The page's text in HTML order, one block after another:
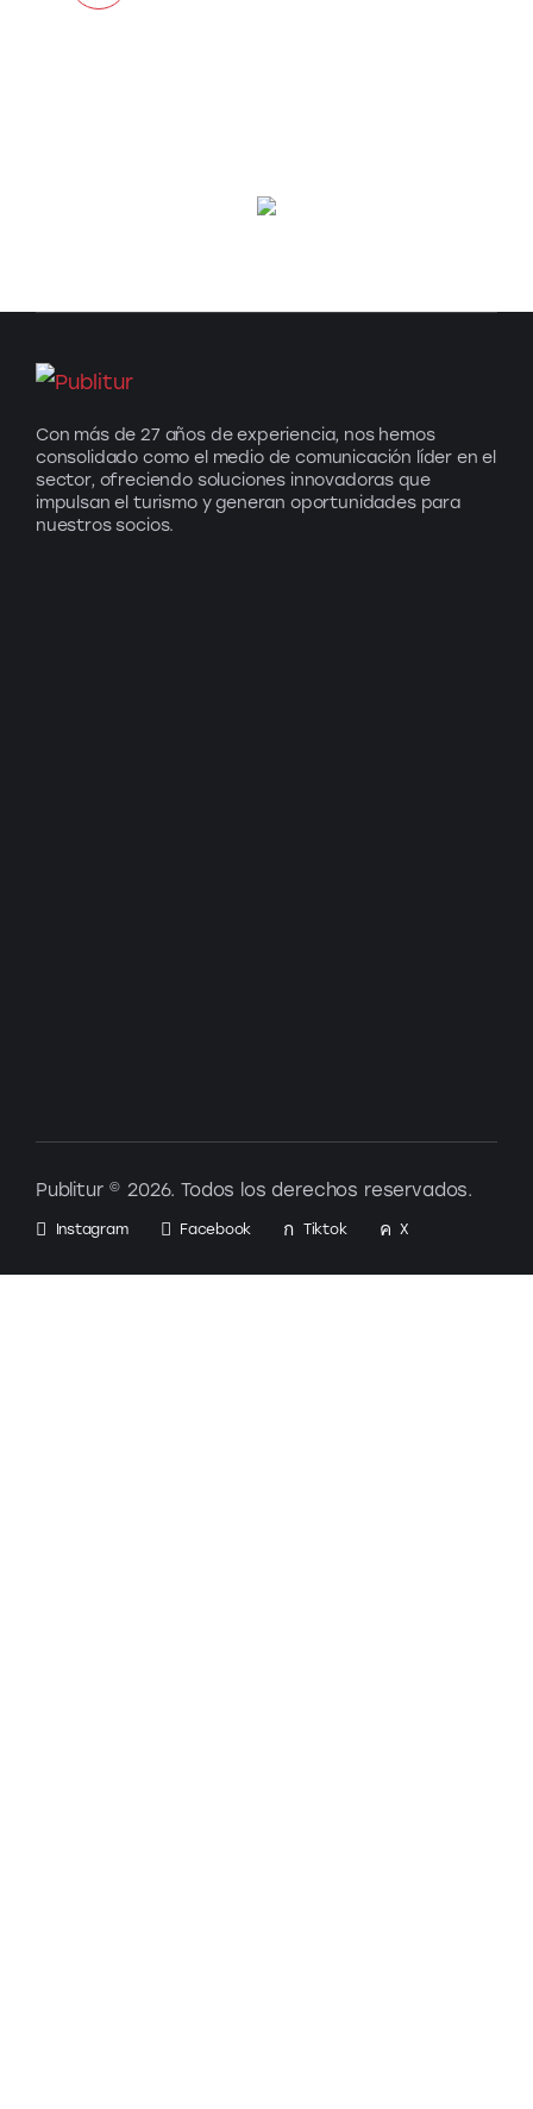
Con más de 27 años de experiencia, nos hemos
consolidado como el medio de comunicación líder en el
sector, ofreciendo soluciones innovadoras que
impulsan el turismo y generan oportunidades para
nuestros socios.
Publitur © 2026. Todos los derechos reservados.
Instagram Facebook Tiktok X